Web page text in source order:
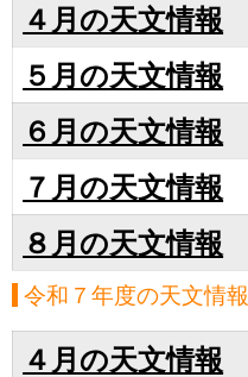
４月の天文情報
５月の天文情報
６月の天文情報
７月の天文情報
８月の天文情報
令和７年度の天文情報
４月の天文情報